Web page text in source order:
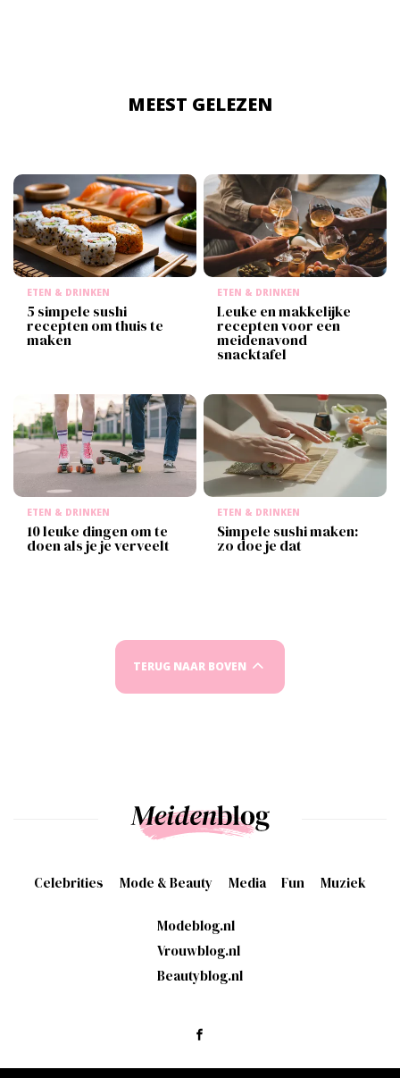
MEEST GELEZEN
ETEN & DRINKEN
5 simpele sushi
recepten om thuis te
maken
ETEN & DRINKEN
Leuke en makkelijke
recepten voor een
meidenavond
snacktafel
ETEN & DRINKEN
10 leuke dingen om te
doen als je je verveelt
ETEN & DRINKEN
Simpele sushi maken:
zo doe je dat
TERUG NAAR BOVEN
Celebrities Mode & Beauty Media Fun Muziek
Modeblog.nl
Vrouwblog.nl
Beautyblog.nl